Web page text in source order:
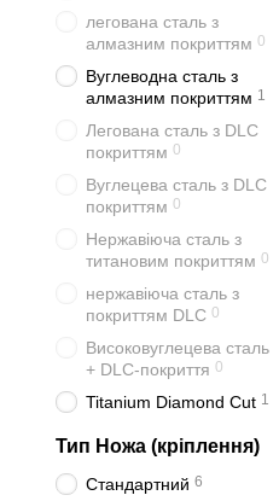
легована сталь з
алмазним покриттям 0
Вуглеводна сталь з
алмазним покриттям 1
Легована сталь з DLC
покриттям 0
Вуглецева сталь з DLC
покриттям 0
Нержавіюча сталь з
титановим покриттям 0
нержавіюча сталь з
покриттям DLC 0
Високовуглецева сталь
+ DLC-покриття 0
Titanium Diamond Cut 1
Тип Ножа (кріплення)
Стандартний 6